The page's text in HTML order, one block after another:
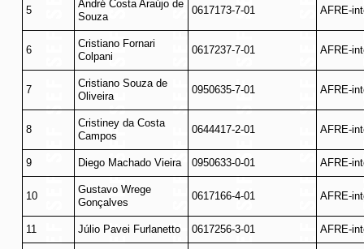
5
André Costa Araújo de
Souza
0617173-7-01 AFRE-
6
Cristiano Fornari
Colpani
0617237-7-01 AFRE-
7
Cristiano Souza de
Oliveira
0950635-7-01 AFRE-
8
Cristiney da Costa
Campos
0644417-2-01 AFRE-
9 Diego Machado Vieira 0950633-0-01 AFRE-
10
Gustavo Wrege
Gonçalves
0617166-4-01 AFRE-
11 Júlio Pavei Furlanetto 0617256-3-01 AFRE-